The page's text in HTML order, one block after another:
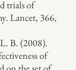
trials of
Lancet, 366,
B. (2008).
of